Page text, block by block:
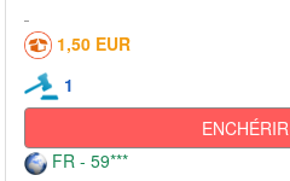
1,50 EUR
1
ENCHÉRIR
FR - 59***